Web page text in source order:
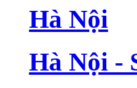
Hà Nội
Hà Nội -